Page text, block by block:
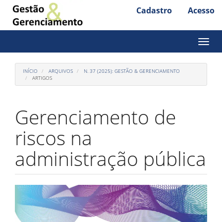
Acesso
rápido
o
conteúdo
da
Navegação
Principal
Conteúdo
principal
Barra
Lateral
Cadastro Acesso
Toggle
INÍCIO ARQUIVOS
N. 37 (2025): GESTÃO & GERENCIAMENTO
ARTIGOS
Gerenciamento de
riscos na
administração pública
Barra
lateral